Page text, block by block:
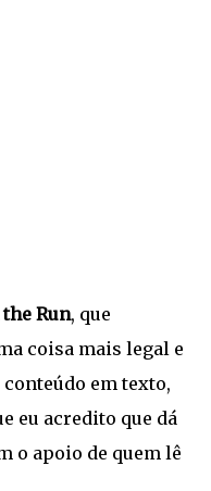
Run, que
coisa mais legal e
em texto,
eu acredito que dá
o apoio de quem lê